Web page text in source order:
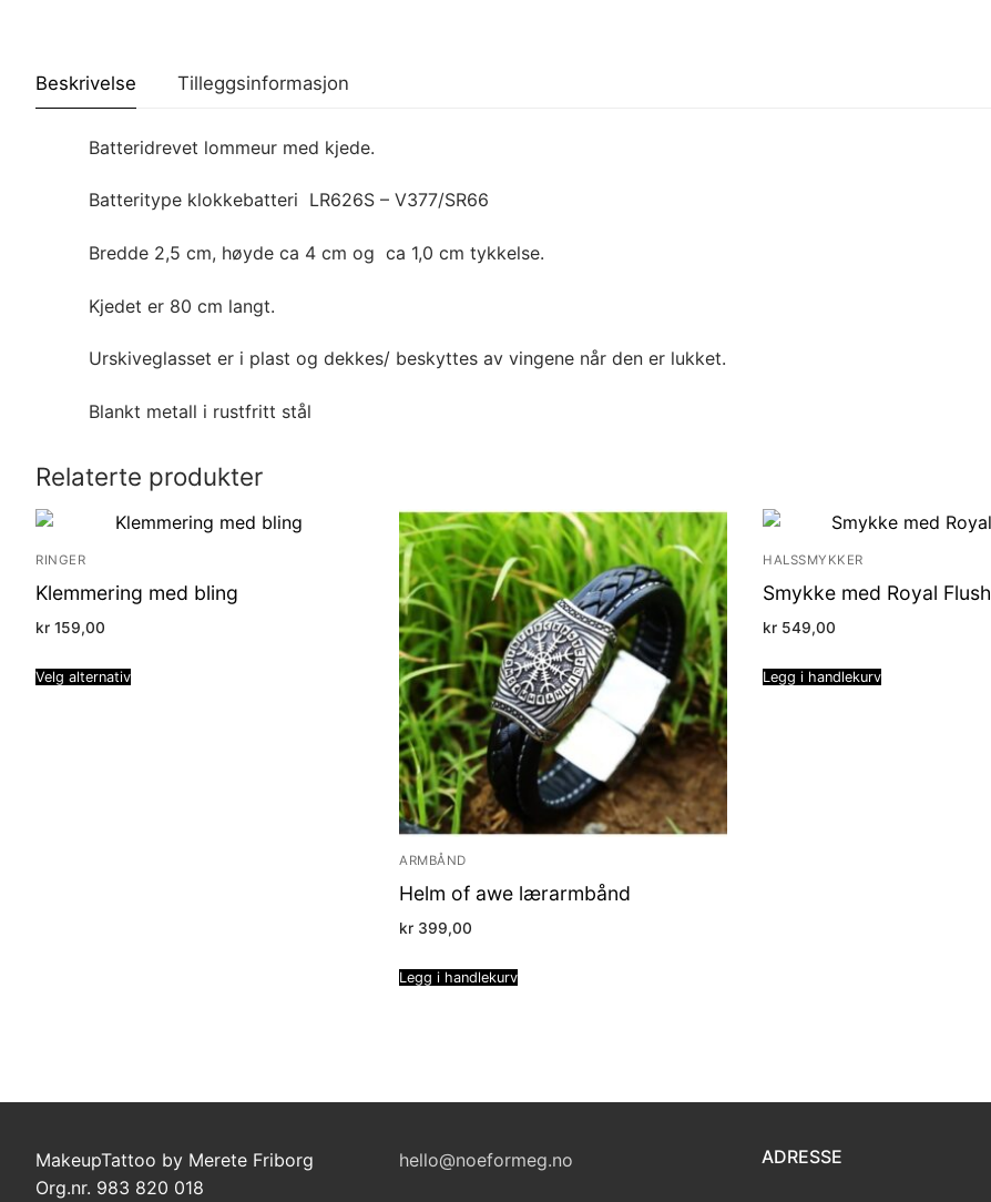
Beskrivelse Tilleggsinformasjon
Batteridrevet lommeur med kjede.
Batteritype klokkebatteri LR626S – V377/SR66
Bredde 2,5 cm, høyde ca 4 cm og ca 1,0 cm tykkelse.
Kjedet er 80 cm langt.
Urskiveglasset er i plast og dekkes/ beskyttes av vingene når den er lukket.
Blankt metall i rustfritt stål
Relaterte produkter
RINGER
Klemmering med bling
kr 159,00
Velg alternativ
ARMBÅND
Helm of awe lærarmbånd
kr 399,00
Legg i handlekurv
HALSSMYKKER
Smykke med Royal Flush
kr 549,00
Legg i handlekurv
MakeupTattoo by Merete Friborg
Org.nr. 983 820 018
hello@noeformeg.no ADRESSE